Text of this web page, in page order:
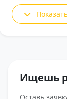
Ищешь
Оставь